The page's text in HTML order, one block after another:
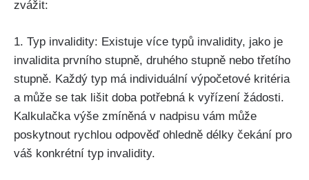
zvážit:
1. Typ invalidity: Existuje více typů invalidity, jako je
invalidita prvního stupně, druhého stupně nebo třetího
stupně. Každý typ má individuální výpočetové kritéria
a může se tak lišit doba potřebná k vyřízení žádosti.
Kalkulačka výše zmíněná v nadpisu vám může
poskytnout rychlou odpověď ohledně délky čekání pro
váš konkrétní typ invalidity.